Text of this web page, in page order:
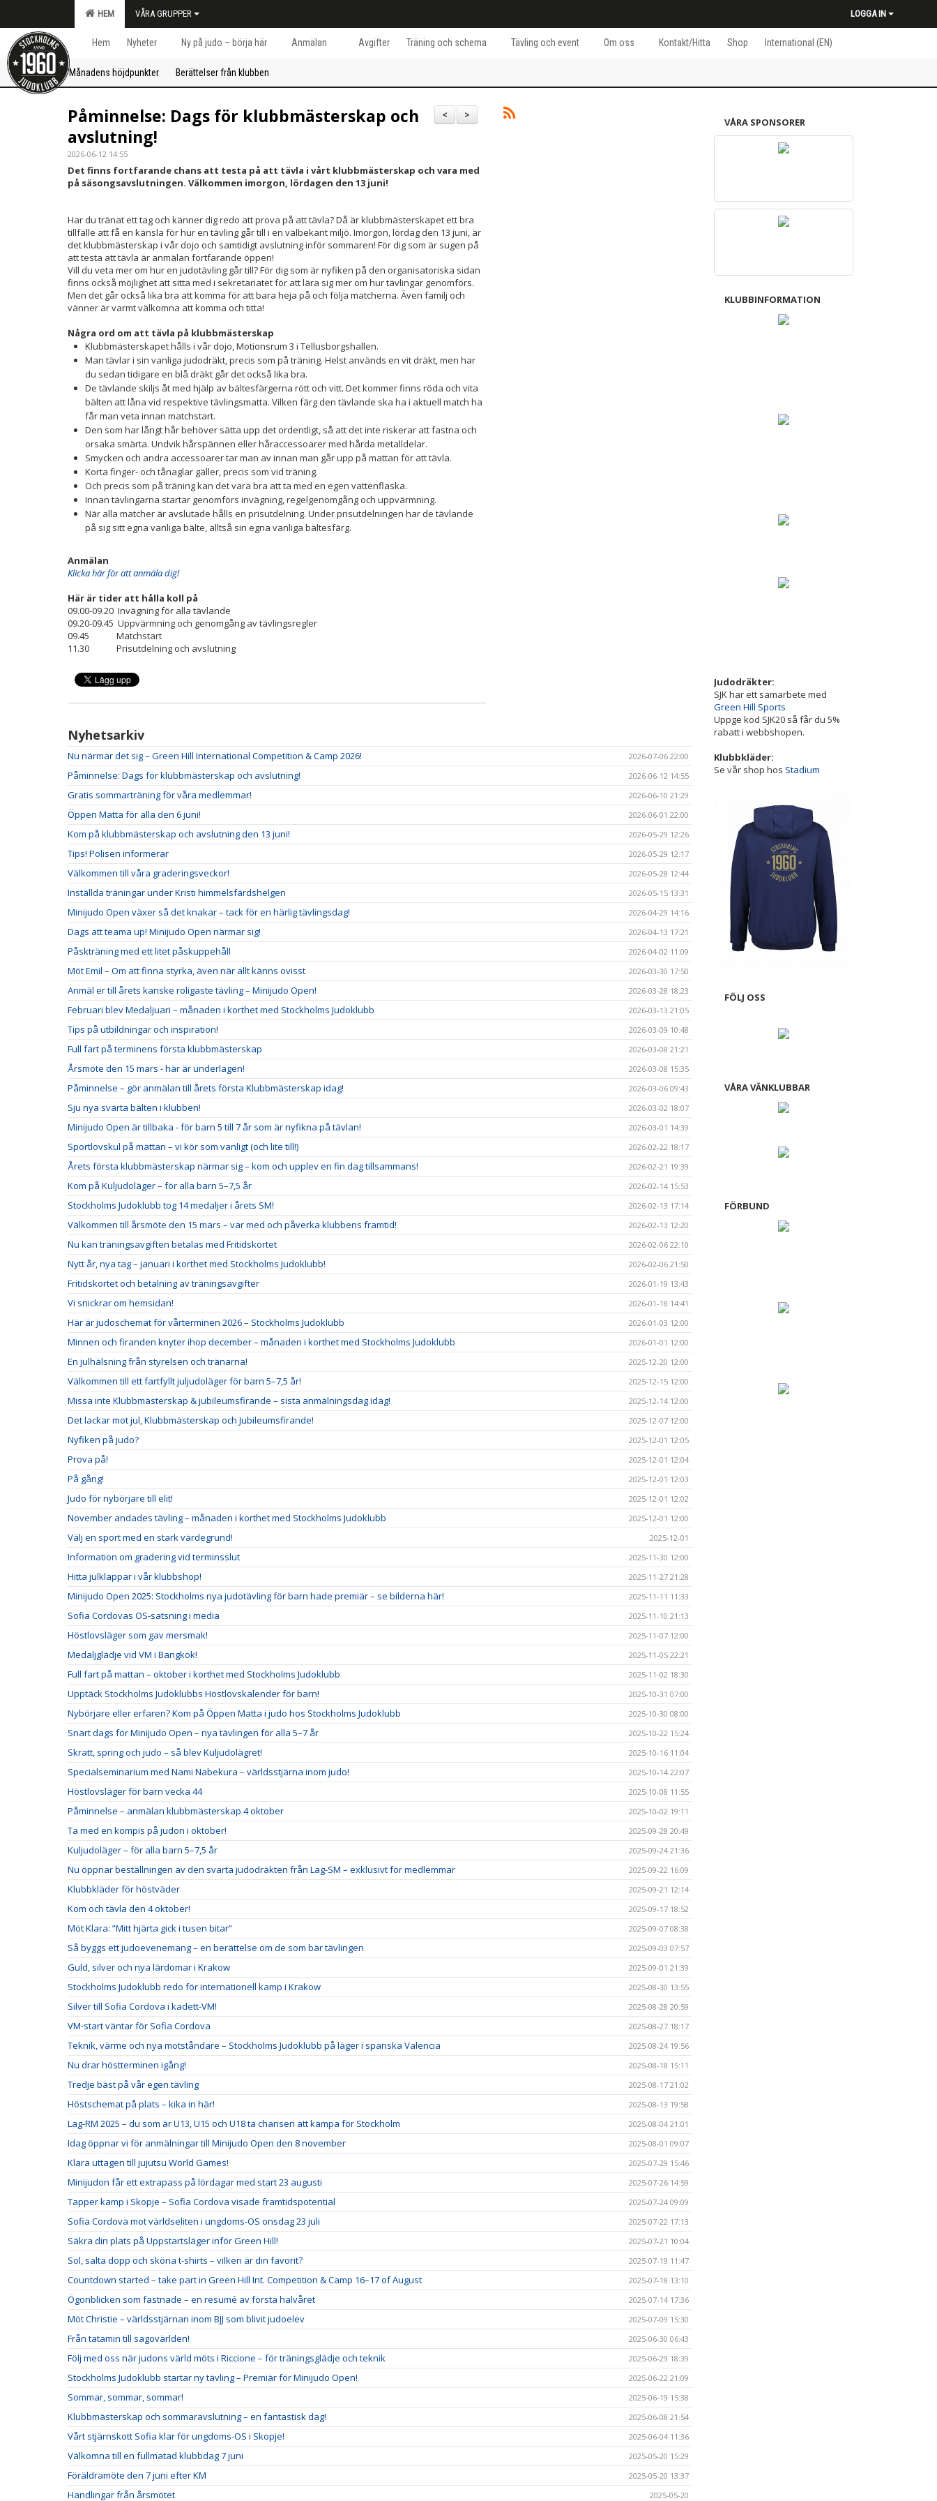
HEM VÅRA GRUPPER LOGGA IN
Hem Nyheter Ny på judo – börja här Anmälan Avgifter Träning och schema Tävling och event Om oss Kontakt/Hitta Shop International (EN)
Månadens höjdpunkter Berättelser från klubben
>
<
Påminnelse: Dags för klubbmästerskap och
avslutning!
2026-06-12 14:55
Det finns fortfarande chans att testa på att tävla i vårt klubbmästerskap och vara med
på säsongsavslutningen. Välkommen imorgon, lördagen den 13 juni!
Har du tränat ett tag och känner dig redo att prova på att tävla? Då är klubbmästerskapet ett bra
tillfälle att få en känsla för hur en tävling går till i en välbekant miljö. Imorgon, lördag den 13 juni, är
det klubbmästerskap i vår dojo och samtidigt avslutning inför sommaren! För dig som är sugen på
att testa att tävla är anmälan fortfarande öppen!
Vill du veta mer om hur en judotävling går till? För dig som är nyfiken på den organisatoriska sidan
finns också möjlighet att sitta med i sekretariatet för att lära sig mer om hur tävlingar genomförs.
Men det går också lika bra att komma för att bara heja på och följa matcherna. Även familj och
vänner är varmt välkomna att komma och titta!
Några ord om att tävla på klubbmästerskap
Klubbmästerskapet hålls i vår dojo, Motionsrum 3 i Tellusborgshallen.
Man tävlar i sin vanliga judodräkt, precis som på träning. Helst används en vit dräkt, men har
du sedan tidigare en blå dräkt går det också lika bra.
De tävlande skiljs åt med hjälp av bältesfärgerna rött och vitt. Det kommer finns röda och vita
bälten att låna vid respektive tävlingsmatta. Vilken färg den tävlande ska ha i aktuell match ha
får man veta innan matchstart.
Den som har långt hår behöver sätta upp det ordentligt, så att det inte riskerar att fastna och
orsaka smärta. Undvik hårspännen eller håraccessoarer med hårda metalldelar.
Smycken och andra accessoarer tar man av innan man går upp på mattan för att tävla.
Korta finger- och tånaglar gäller, precis som vid träning.
Och precis som på träning kan det vara bra att ta med en egen vattenflaska.
Innan tävlingarna startar genomförs invägning, regelgenomgång och uppvärmning.
När alla matcher är avslutade hålls en prisutdelning. Under prisutdelningen har de tävlande
på sig sitt egna vanliga bälte, alltså sin egna vanliga bältesfärg.
Anmälan
Klicka här för att anmäla dig!
Här är tider att hålla koll på
09.00-09.20 Invägning för alla tävlande
09.20-09.45 Uppvärmning och genomgång av tävlingsregler
09.45 Matchstart
11.30 Prisutdelning och avslutning
Nyhetsarkiv
Nu närmar det sig – Green Hill International Competition & Camp 2026! 2026-07-06 22:00
Påminnelse: Dags för klubbmästerskap och avslutning! 2026-06-12 14:55
Gratis sommarträning för våra medlemmar! 2026-06-10 21:29
Öppen Matta för alla den 6 juni! 2026-06-01 22:00
Kom på klubbmästerskap och avslutning den 13 juni! 2026-05-29 12:26
Tips! Polisen informerar 2026-05-29 12:17
Välkommen till våra graderingsveckor! 2026-05-28 12:44
Inställda träningar under Kristi himmelsfärdshelgen 2026-05-15 13:31
Minijudo Open växer så det knakar – tack för en härlig tävlingsdag! 2026-04-29 14:16
Dags att teama up! Minijudo Open närmar sig! 2026-04-13 17:21
Påskträning med ett litet påskuppehåll 2026-04-02 11:09
Möt Emil – Om att finna styrka, även när allt känns ovisst 2026-03-30 17:50
Anmäl er till årets kanske roligaste tävling – Minijudo Open! 2026-03-28 18:23
Februari blev Medaljuari – månaden i korthet med Stockholms Judoklubb 2026-03-13 21:05
Tips på utbildningar och inspiration! 2026-03-09 10:48
Full fart på terminens första klubbmästerskap 2026-03-08 21:21
Årsmöte den 15 mars - här är underlagen! 2026-03-08 15:35
Påminnelse – gör anmälan till årets första Klubbmästerskap idag! 2026-03-06 09:43
Sju nya svarta bälten i klubben! 2026-03-02 18:07
Minijudo Open är tillbaka - för barn 5 till 7 år som är nyfikna på tävlan! 2026-03-01 14:39
Sportlovskul på mattan – vi kör som vanligt (och lite till!) 2026-02-22 18:17
Årets första klubbmästerskap närmar sig – kom och upplev en fin dag tillsammans! 2026-02-21 19:39
Kom på Kuljudoläger – för alla barn 5–7,5 år 2026-02-14 15:53
Stockholms Judoklubb tog 14 medaljer i årets SM! 2026-02-13 17:14
Välkommen till årsmöte den 15 mars – var med och påverka klubbens framtid! 2026-02-13 12:20
Nu kan träningsavgiften betalas med Fritidskortet 2026-02-06 22:10
Nytt år, nya tag – januari i korthet med Stockholms Judoklubb! 2026-02-06 21:50
Fritidskortet och betalning av träningsavgifter 2026-01-19 13:43
Vi snickrar om hemsidan! 2026-01-18 14:41
Här är judoschemat för vårterminen 2026 – Stockholms Judoklubb 2026-01-03 12:00
Minnen och firanden knyter ihop december – månaden i korthet med Stockholms Judoklubb 2026-01-01 12:00
En julhälsning från styrelsen och tränarna! 2025-12-20 12:00
Välkommen till ett fartfyllt juljudoläger för barn 5–7,5 år! 2025-12-15 12:00
Missa inte Klubbmästerskap & jubileumsfirande – sista anmälningsdag idag! 2025-12-14 12:00
Det lackar mot jul, Klubbmästerskap och Jubileumsfirande! 2025-12-07 12:00
Nyfiken på judo? 2025-12-01 12:05
Prova på! 2025-12-01 12:04
På gång! 2025-12-01 12:03
Judo för nybörjare till elit! 2025-12-01 12:02
November andades tävling – månaden i korthet med Stockholms Judoklubb 2025-12-01 12:00
Välj en sport med en stark värdegrund! 2025-12-01
Information om gradering vid terminsslut 2025-11-30 12:00
Hitta julklappar i vår klubbshop! 2025-11-27 21:28
Minijudo Open 2025: Stockholms nya judotävling för barn hade premiär – se bilderna här! 2025-11-11 11:33
Sofia Cordovas OS-satsning i media 2025-11-10 21:13
Höstlovsläger som gav mersmak! 2025-11-07 12:00
Medaljglädje vid VM i Bangkok! 2025-11-05 22:21
Full fart på mattan – oktober i korthet med Stockholms Judoklubb 2025-11-02 18:30
Upptäck Stockholms Judoklubbs Höstlovskalender för barn! 2025-10-31 07:00
Nybörjare eller erfaren? Kom på Öppen Matta i judo hos Stockholms Judoklubb 2025-10-30 08:00
Snart dags för Minijudo Open – nya tävlingen för alla 5–7 år 2025-10-22 15:24
Skratt, spring och judo – så blev Kuljudolägret! 2025-10-16 11:04
Specialseminarium med Nami Nabekura – världsstjärna inom judo! 2025-10-14 22:07
Höstlovsläger för barn vecka 44 2025-10-08 11:55
Påminnelse – anmälan klubbmästerskap 4 oktober 2025-10-02 19:11
Ta med en kompis på judon i oktober! 2025-09-28 20:49
Kuljudoläger – för alla barn 5–7,5 år 2025-09-24 21:36
Nu öppnar beställningen av den svarta judodräkten från Lag-SM – exklusivt för medlemmar 2025-09-22 16:09
Klubbkläder för höstväder 2025-09-21 12:14
Kom och tävla den 4 oktober! 2025-09-17 18:52
Möt Klara: ”Mitt hjärta gick i tusen bitar” 2025-09-07 08:38
Så byggs ett judoevenemang – en berättelse om de som bär tävlingen 2025-09-03 07:57
Guld, silver och nya lärdomar i Krakow 2025-09-01 21:39
Stockholms Judoklubb redo för internationell kamp i Krakow 2025-08-30 13:55
Silver till Sofia Cordova i kadett-VM! 2025-08-28 20:59
VM-start väntar för Sofia Cordova 2025-08-27 18:17
Teknik, värme och nya motståndare – Stockholms Judoklubb på läger i spanska Valencia 2025-08-24 19:56
Nu drar höstterminen igång! 2025-08-18 15:11
Tredje bäst på vår egen tävling 2025-08-17 21:02
Höstschemat på plats – kika in här! 2025-08-13 19:58
Lag-RM 2025 – du som är U13, U15 och U18 ta chansen att kämpa för Stockholm 2025-08-04 21:01
Idag öppnar vi för anmälningar till Minijudo Open den 8 november 2025-08-01 09:07
Klara uttagen till jujutsu World Games! 2025-07-29 15:46
Minijudon får ett extrapass på lördagar med start 23 augusti 2025-07-26 14:59
Tapper kamp i Skopje – Sofia Cordova visade framtidspotential 2025-07-24 09:09
Sofia Cordova mot världseliten i ungdoms-OS onsdag 23 juli 2025-07-22 17:13
Säkra din plats på Uppstartsläger inför Green Hill! 2025-07-21 10:04
Sol, salta dopp och sköna t-shirts – vilken är din favorit? 2025-07-19 11:47
Countdown started – take part in Green Hill Int. Competition & Camp 16–17 of August 2025-07-18 13:10
Ögonblicken som fastnade – en resumé av första halvåret 2025-07-14 17:36
Möt Christie – världsstjärnan inom BJJ som blivit judoelev 2025-07-09 15:30
Från tatamin till sagovärlden! 2025-06-30 06:43
Följ med oss när judons värld möts i Riccione – för träningsglädje och teknik 2025-06-29 18:39
Stockholms Judoklubb startar ny tävling – Premiär för Minijudo Open! 2025-06-22 21:09
Sommar, sommar, sommar! 2025-06-19 15:38
Klubbmästerskap och sommaravslutning – en fantastisk dag! 2025-06-08 21:54
Vårt stjärnskott Sofia klar för ungdoms-OS i Skopje! 2025-06-04 11:36
Välkomna till en fullmatad klubbdag 7 juni 2025-05-20 15:29
Föräldramöte den 7 juni efter KM 2025-05-20 13:37
Handlingar från årsmötet 2025-05-20
VÅRA SPONSORER
KLUBBINFORMATION
Judodräkter:
SJK har ett samarbete med
Green Hill Sports
Uppge kod SJK20 så får du 5%
rabatt i webbshopen.
Klubbkläder:
Se vår shop hos Stadium
FÖLJ OSS
VÅRA VÄNKLUBBAR
FÖRBUND